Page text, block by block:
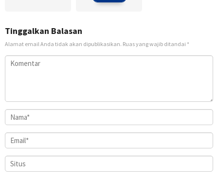
Tinggalkan Balasan
Alamat email Anda tidak akan dipublikasikan. Ruas yang wajib ditandai *